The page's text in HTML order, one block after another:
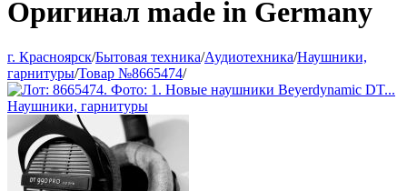
Оригинал made in Germany
г. Красноярск/Бытовая техника/Аудиотехника/Наушники,
гарнитуры/Товар №8665474/